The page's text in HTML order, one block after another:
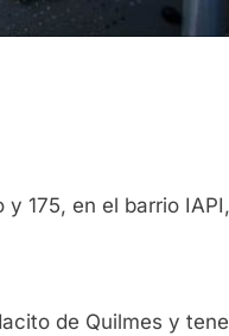
175, en el barrio
de Quilmes y